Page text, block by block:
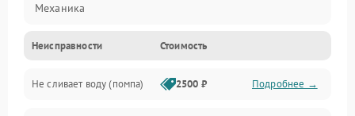
Механика
Электропитание
Водоснабжение
Неисправности Стоимость
Не сливает воду (помпа) 2500 ₽ Подробнее →